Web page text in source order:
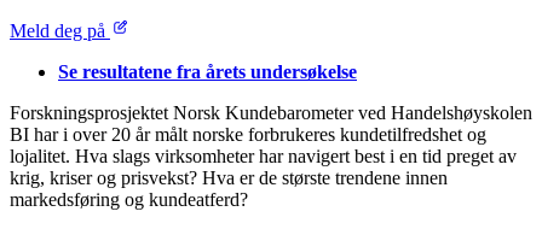
Meld deg på
Se resultatene fra årets undersøkelse
Forskningsprosjektet Norsk Kundebarometer ved Handelshøyskolen
BI har i over 20 år målt norske forbrukeres kundetilfredshet og
lojalitet. Hva slags virksomheter har navigert best i en tid preget av
krig, kriser og prisvekst? Hva er de største trendene innen
markedsføring og kundeatferd?